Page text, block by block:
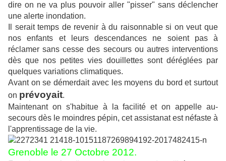
dire on ne va plus pouvoir aller "pisser" sans déclencher
une alerte inondation.
Il serait temps de revenir à du raisonnable si on veut que
nos enfants et leurs descendances ne soient pas à
réclamer sans cesse des secours ou autres interventions
dès que nos petites vies douillettes sont déréglées par
quelques variations climatiques.
Avant on se démerdait avec les moyens du bord et surtout
on prévoyait.
Maintenant on s'habitue à la facilité et on appelle au-
secours dès le moindres pépin, cet assistanat est néfaste à
l'apprentissage de la vie.
Grenoble le 27 Octobre 2012.